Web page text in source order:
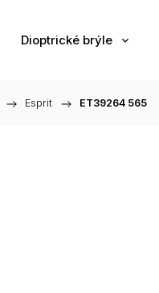
Dioptrické brýle
/ Esprit / ET39264 565